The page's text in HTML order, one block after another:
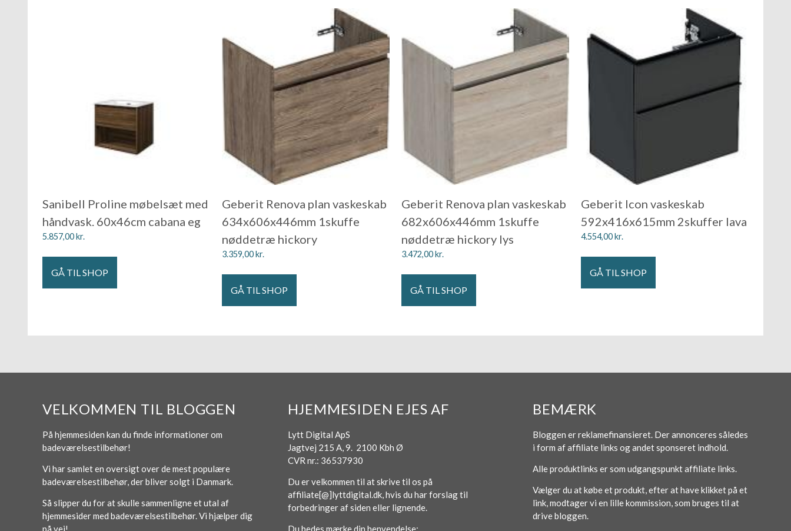
Sanibell Proline møbelsæt med
håndvask. 60x46cm cabana eg
5.857,00kr.
GÅ TIL SHOP
Geberit Renova plan vaskeskab
634x606x446mm 1skuffe
nøddetræ hickory
3.359,00kr.
GÅ TIL SHOP
Geberit Renova plan vaskeskab
682x606x446mm 1skuffe
nøddetræ hickory lys
3.472,00kr.
GÅ TIL SHOP
Geberit Icon vaskeskab
592x416x615mm 2skuffer lava
4.554,00kr.
GÅ TIL SHOP
VELKOMMEN TIL BLOGGEN
På hjemmesiden kan du finde informationer om
badeværelsestilbehør!
Vi har samlet en oversigt over de mest populære
badeværelsestilbehør, der bliver solgt i Danmark.
Så slipper du for at skulle sammenligne et utal af
hjemmesider med badeværelsestilbehør. Vi hjælper dig
HJEMMESIDEN EJES AF
Lytt Digital ApS
Jagtvej 215 A, 9. 2100 Kbh Ø
CVR nr.: 36537930
Du er velkommen til at skrive til os på
affiliate[@]lyttdigital.dk, hvis du har forslag til
forbedringer af siden eller lignende.
BEMÆRK
Bloggen er reklamefinansieret. Der annonceres således
i form af affiliate links og andet sponseret indhold.
Alle produktlinks er som udgangspunkt affiliate links.
Vælger du at købe et produkt, efter at have klikket på et
link, modtager vi en lille kommission, som bruges til at
drive bloggen.